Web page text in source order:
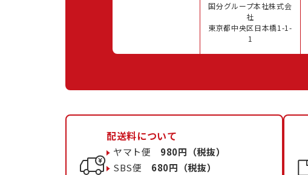
国分グループ本社株式会
社
東京都中央区日本橋1-1-
1
配送料について
ヤマト便 980円（税抜）
SBS便 680円（税抜）